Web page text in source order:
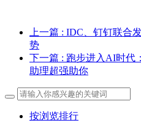
上一篇 : IDC、钉钉联合
势
下一篇 : 跑步进入AI时代
助理超强助你
按浏览排行